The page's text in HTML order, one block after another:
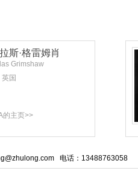
斯·格雷姆肖
Grimshaw
英国
的主页>>
电话：13488763058